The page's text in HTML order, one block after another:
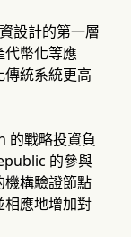
設計的第一層
代幣化等應
統系統更高
的戰略投資負
的參與
機構驗證節點
應地增加對